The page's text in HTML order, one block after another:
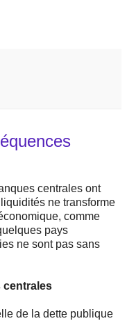
centrales ont
ne transforme
comme
pays
ne sont pas sans
centrales
de la dette publique